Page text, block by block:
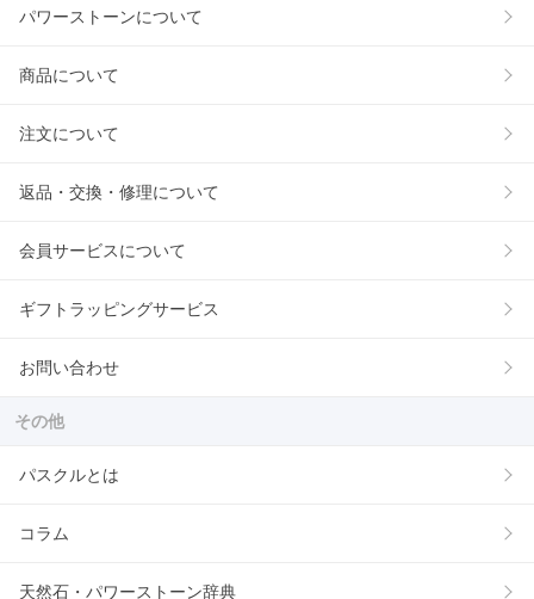
パワーストーンについて
商品について
注文について
返品・交換・修理について
会員サービスについて
ギフトラッピングサービス
お問い合わせ
その他
パスクルとは
コラム
天然石・パワーストーン辞典